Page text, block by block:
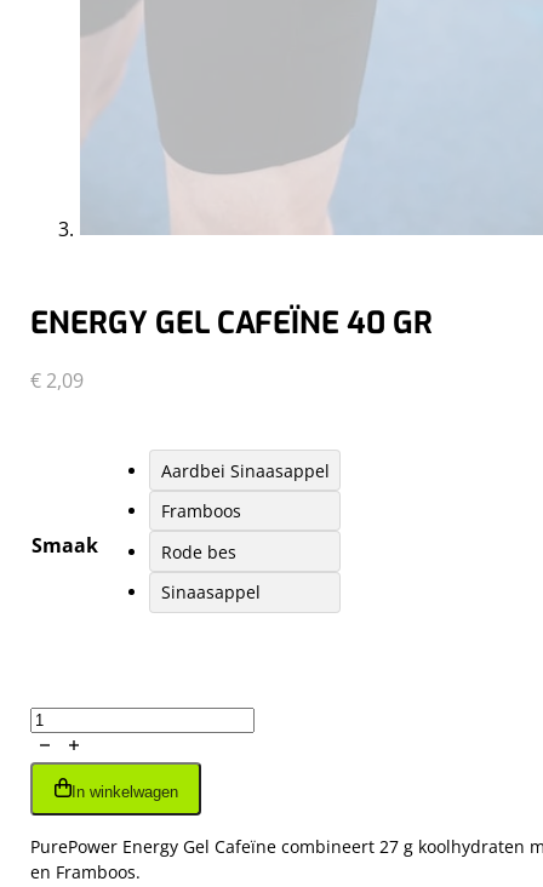
ENERGY GEL CAFEÏNE 40 GR
€ 2,09
Smaak
Aardbei Sinaasappel
Framboos
Rode bes
Sinaasappel
ENERGY
GEL
CAFEÏNE
aantal
In winkelwagen
PurePower Energy Gel Cafeïne combineert 27 g
en Framboos.